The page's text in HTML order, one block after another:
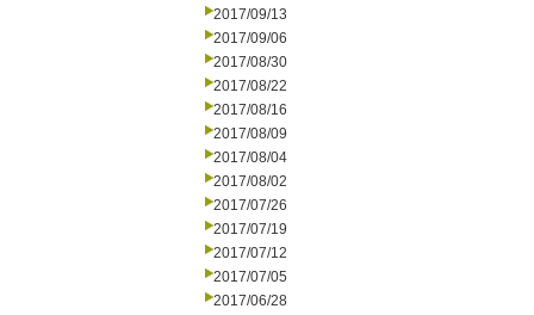
2017/09/13
2017/09/06
2017/08/30
2017/08/22
2017/08/16
2017/08/09
2017/08/04
2017/08/02
2017/07/26
2017/07/19
2017/07/12
2017/07/05
2017/06/28